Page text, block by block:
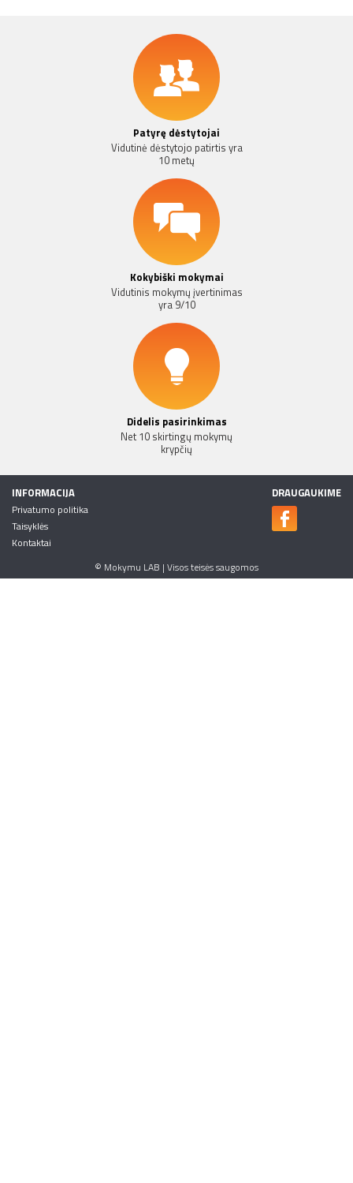
Patyrę dėstytojai
Vidutinė dėstytojo patirtis yra
10 metų
Kokybiški mokymai
Vidutinis mokymų įvertinimas
yra 9/10
Didelis pasirinkimas
Net 10 skirtingų mokymų
krypčių
INFORMACIJA
Privatumo politika
Taisyklės
Kontaktai
DRAUGAUKIME
© Mokymu LAB | Visos teisės saugomos